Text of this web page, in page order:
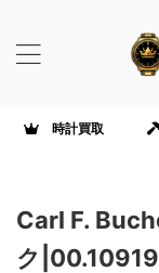
時計買取
Carl F.
ク